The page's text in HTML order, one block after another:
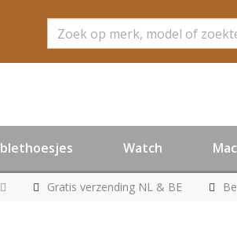
Zoeken
Watch Mac
Gratis verzending NL & BE